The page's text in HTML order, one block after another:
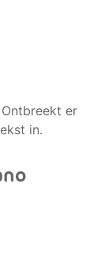
er
in.